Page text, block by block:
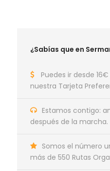
¿Sabías que en
Puedes ir desde
nuestra Tarjeta
Estamos contigo:
después de la marcha.
Somos el número
más de 550 Rutas